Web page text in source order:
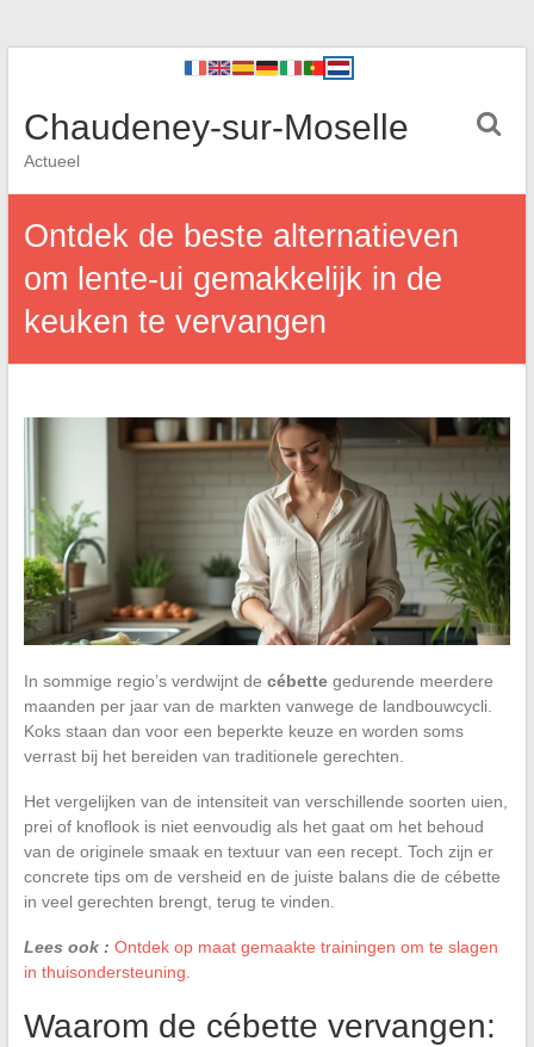
Chaudeney-sur-Moselle
Actueel
Ontdek de beste alternatieven
om lente-ui gemakkelijk in de
keuken te vervangen
In sommige regio’s verdwijnt de cébettegedurende meerdere
maanden per jaar van de markten vanwege de landbouwcycli.
Koks staan dan voor een beperkte keuze en worden soms
verrast bij het bereiden van traditionele gerechten.
Het vergelijken van de intensiteit van verschillende soorten uien,
prei of knoflook is niet eenvoudig als het gaat om het behoud
van de originele smaak en textuur van een recept. Toch zijn er
concrete tips om de versheid en de juiste balans die de cébette
in veel gerechten brengt, terug te vinden.
Lees ook : Ontdek op maat gemaakte trainingen om te slagen
in thuisondersteuning.
Waarom de cébette vervangen: